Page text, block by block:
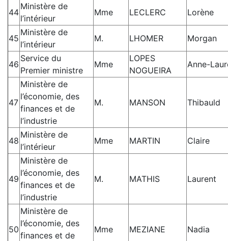
44
Ministère de
l’intérieur
Mme LECLERC Lorène
45
Ministère de
l’intérieur
M. LHOMER Morgan
46
Service du
Premier ministre
Mme
LOPES
NOGUEIRA
Anne-
47
Ministère de
l’économie, des
finances et de
l’industrie
M. MANSON Thibauld
48
Ministère de
l’intérieur
Mme MARTIN Claire
49
Ministère de
l’économie, des
finances et de
l’industrie
M. MATHIS Laurent
50
Ministère de
l’économie, des
finances et de
Mme MEZIANE Nadia